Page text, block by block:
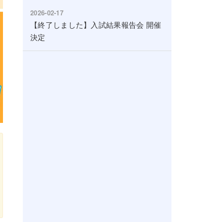
2026-02-17
【終了しました】入試結果報告会 開催
決定